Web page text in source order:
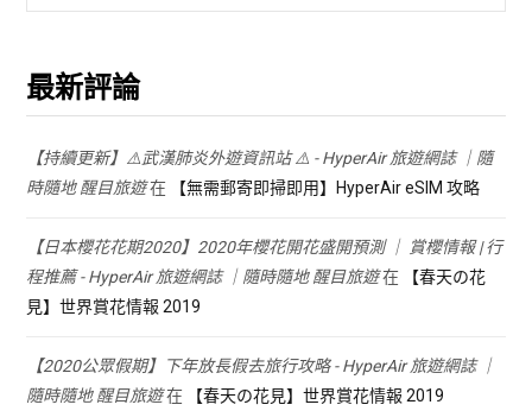
最新評論
【持續更新】⚠️武漢肺炎外遊資訊站 ⚠️ - HyperAir 旅遊網誌 ｜隨
時隨地 醒目旅遊在 【無需郵寄即掃即用】HyperAir eSIM 攻略
【日本櫻花花期2020】2020年櫻花開花盛開預測 ｜ 賞櫻情報 | 行
程推薦 - HyperAir 旅遊網誌 ｜隨時隨地 醒目旅遊在
【春天の花
見】世界賞花情報 2019
【2020公眾假期】下年放長假去旅行攻略 - HyperAir 旅遊網誌 ｜
隨時隨地 醒目旅遊在 【春天の花見】世界賞花情報 2019